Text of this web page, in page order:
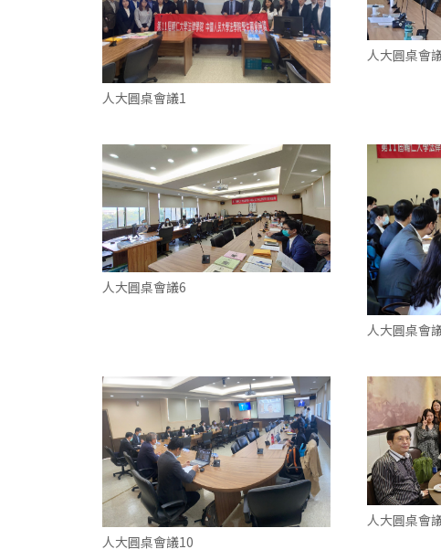
人大圓桌會議1
人大圓桌會
人大圓桌會議6
人大圓桌會
人大圓桌會議10
人大圓桌會